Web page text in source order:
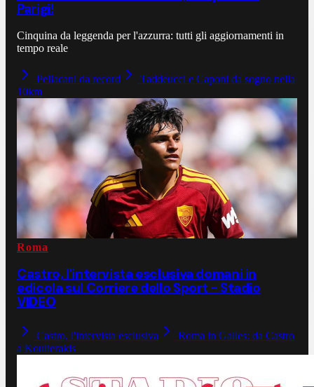
Parigi!
Cinquina da leggenda per l'azzurra: tutti gli aggiornamenti in
tempo reale
Pellacani da record
Taddeucci e Caponi da sogno nella
10km
Roma
Castro, l'intervista esclusiva domani in
edicola sul Corriere dello Sport - Stadio
VIDEO
Castro, l'intervista esclusiva
Roma in Galles: da Castro
a Koulierakis